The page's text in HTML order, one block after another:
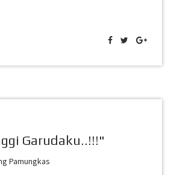
Garudaku..!!!"
Pamungkas